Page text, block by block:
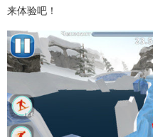
来体验吧！